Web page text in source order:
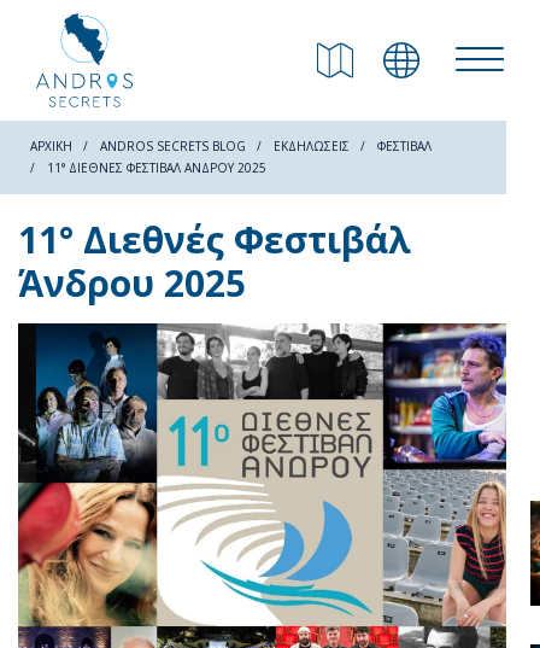
ΕΠΙΣΤΡΟΦΗ
Παραλίες
Φύση
Πολιτισμός
Αξιοθέατα
Μονοπάτια
Χωριά
Διαμονή
ΑΡΧΙΚΗ ANDROS SECRETS BLOG ΕΚΔΗΛΏΣΕΙΣ
ΦΕΣΤΙΒΆΛ
11° ΔΙΕΘΝΈΣ ΦΕΣΤΙΒΆΛ ΆΝΔΡΟΥ 2025
11° Διεθνές Φεστιβάλ
Άνδρου 2025